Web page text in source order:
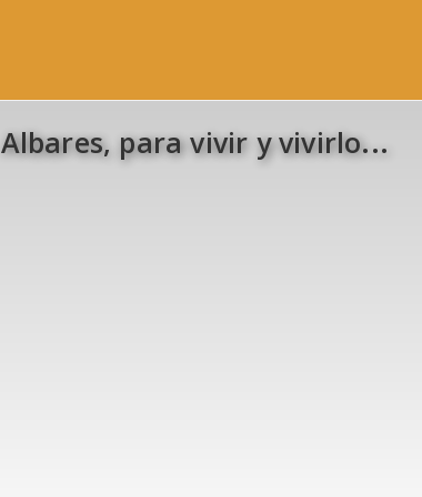
Albares, para vivir y vivirlo...